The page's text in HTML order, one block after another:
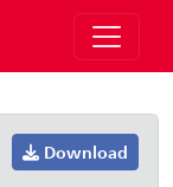
Download